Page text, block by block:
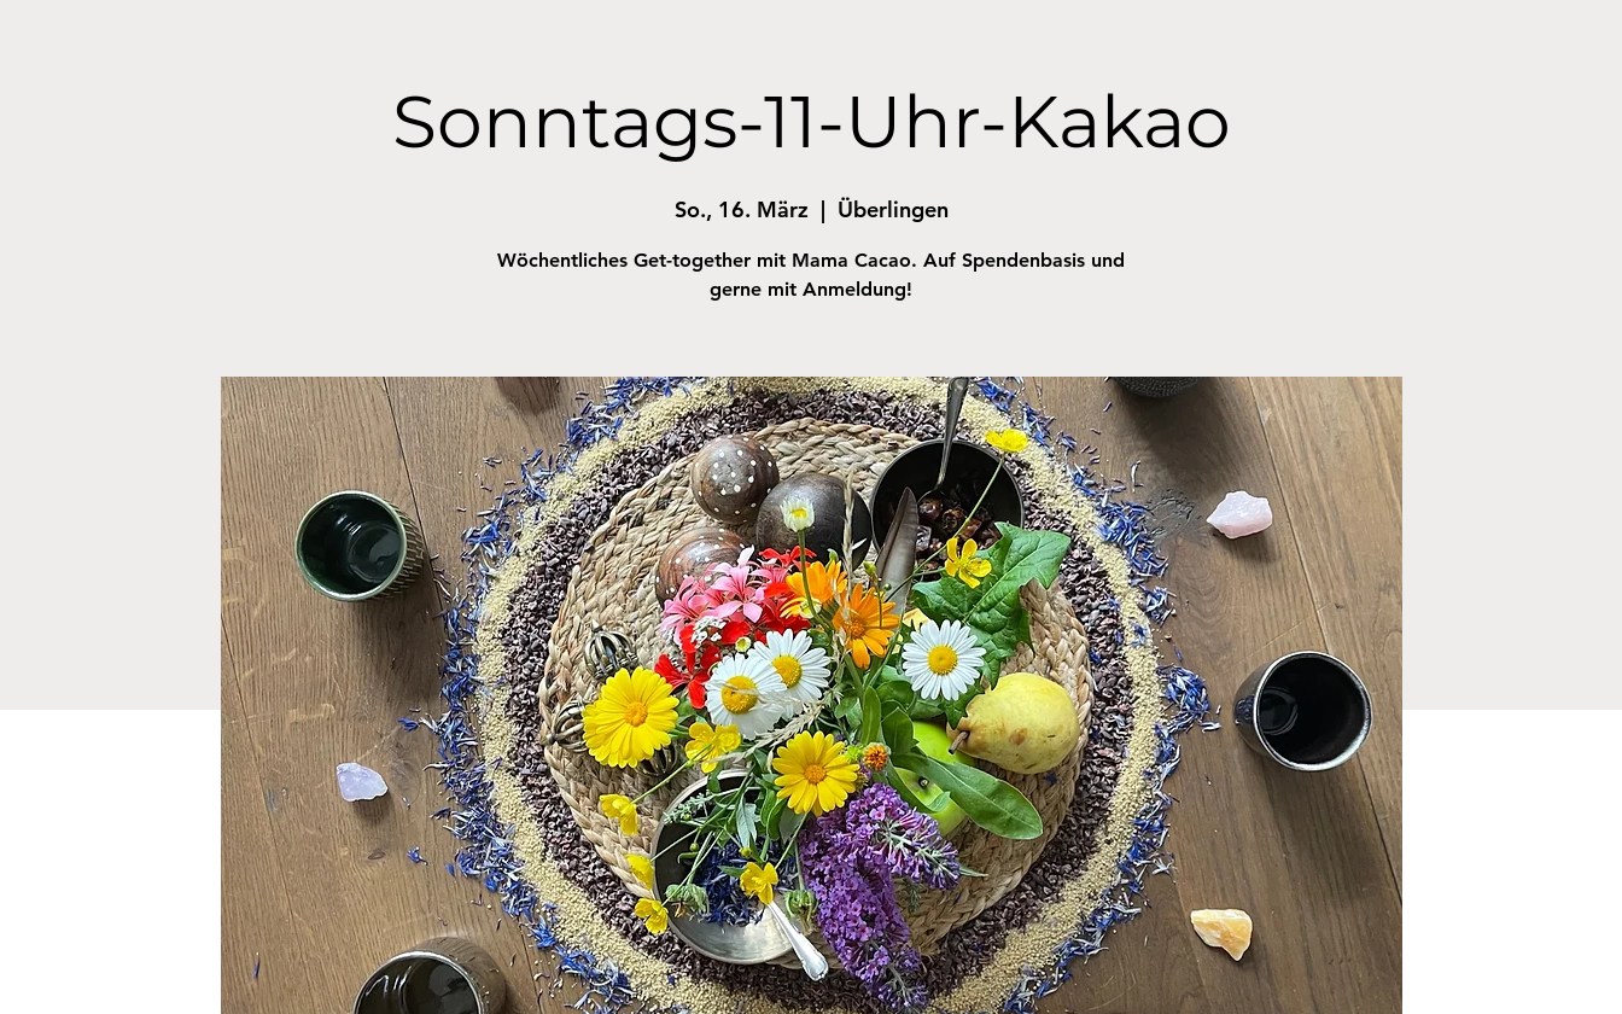
Sonntags-11-Uhr-Kakao
So., 16. März
  |
Überlingen
Wöchentliches Get-together mit Mama Cacao. Auf Spendenbasis und
gerne mit Anmeldung!